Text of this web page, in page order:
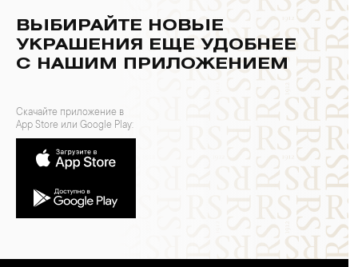
ВЫБИРАЙТЕ НОВЫЕ
УКРАШЕНИЯ ЕЩЕ УДОБНЕЕ
С НАШИМ ПРИЛОЖЕНИЕМ
Скачайте приложение в
App Store или Google Play: